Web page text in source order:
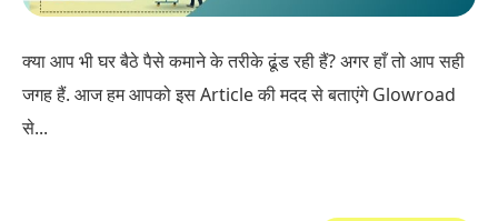
क्या आप भी घर बैठे पैसे कमाने के तरीके ढूंड रही हैं? अगर हाँ तो आप सही
जगह हैं. आज हम आपको इस Article की मदद से बताएंगे Glowroad
से...